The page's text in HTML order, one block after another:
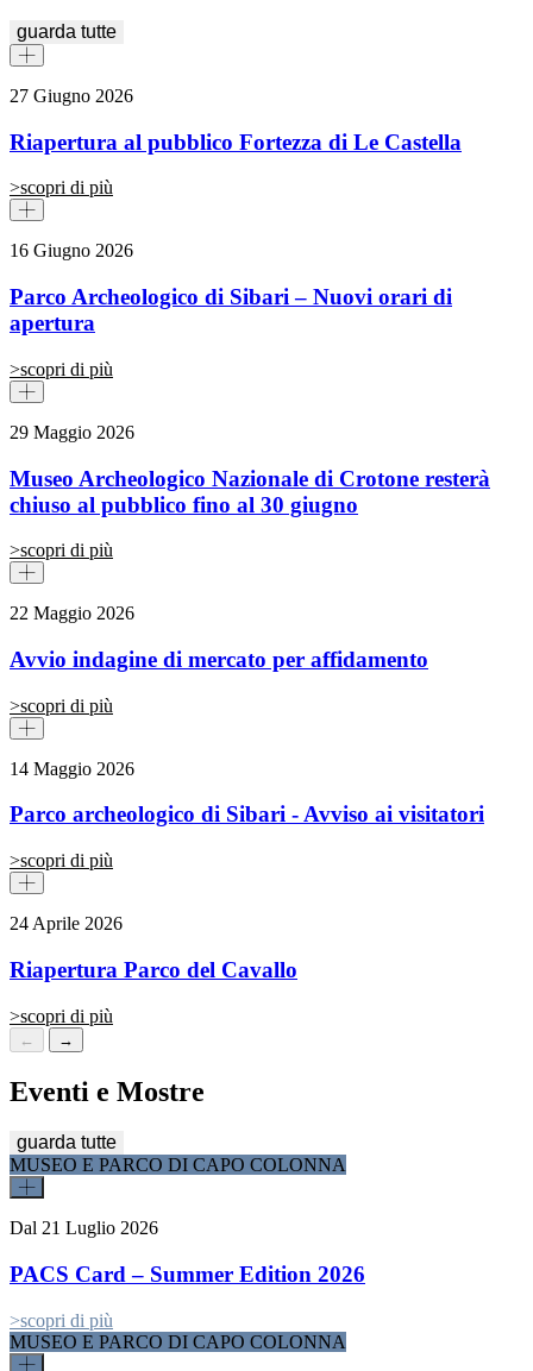
guarda tutte
27 Giugno 2026
Riapertura al pubblico Fortezza di Le Castella
>scopri di più
16 Giugno 2026
Parco Archeologico di Sibari – Nuovi orari di
apertura
>scopri di più
29 Maggio 2026
Museo Archeologico Nazionale di Crotone resterà
chiuso al pubblico fino al 30 giugno
>scopri di più
22 Maggio 2026
Avvio indagine di mercato per affidamento
>scopri di più
14 Maggio 2026
Parco archeologico di Sibari - Avviso ai visitatori
>scopri di più
24 Aprile 2026
Riapertura Parco del Cavallo
>scopri di più
← →
Eventi e Mostre
guarda tutte
MUSEO E PARCO DI CAPO COLONNA
Dal 21 Luglio 2026
PACS Card – Summer Edition 2026
>scopri di più
MUSEO E PARCO DI CAPO COLONNA